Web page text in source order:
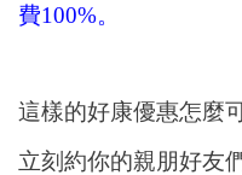
費100%。
這樣的好康優惠怎麼
立刻約你的親朋好友